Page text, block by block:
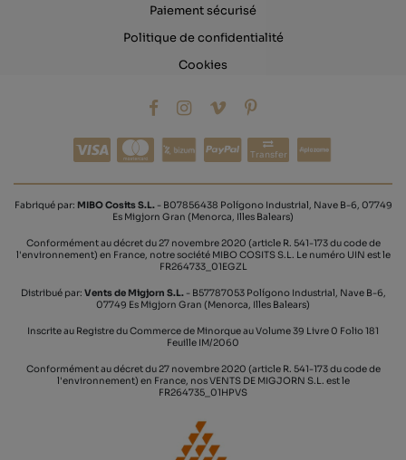
Paiement sécurisé
Politique de confidentialité
Cookies
Transfer
Fabriqué par: MIBO Cosits S.L.- B07856438 Polígono Industrial, Nave B-6, 07749
Es Migjorn Gran (Menorca, Illes Balears)
Conformément au décret du 27 novembre 2020 (article R. 541-173 du code de
l'environnement) en France, notre société MIBO COSITS S.L. Le numéro UIN est le
FR264733_01EGZL
Distribué par: Vents de Migjorn S.L.- B57787053 Polígono Industrial, Nave B-6,
07749 Es Migjorn Gran (Menorca, Illes Balears)
Inscrite au Registre du Commerce de Minorque au Volume 39 Livre 0 Folio 181
Feuille IM/2060
Conformément au décret du 27 novembre 2020 (article R. 541-173 du code de
l'environnement) en France, nos VENTS DE MIGJORN S.L. est le
FR264735_01HPVS